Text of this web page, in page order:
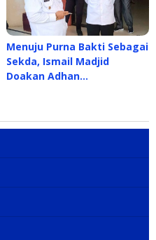
Menuju Purna Bakti Sebagai
Sekda, Ismail Madjid
Doakan Adhan…